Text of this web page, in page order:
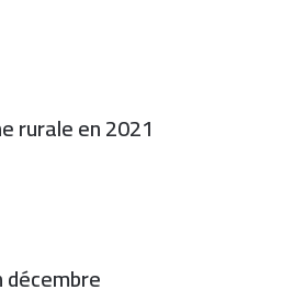
rurale en 2021
décembre